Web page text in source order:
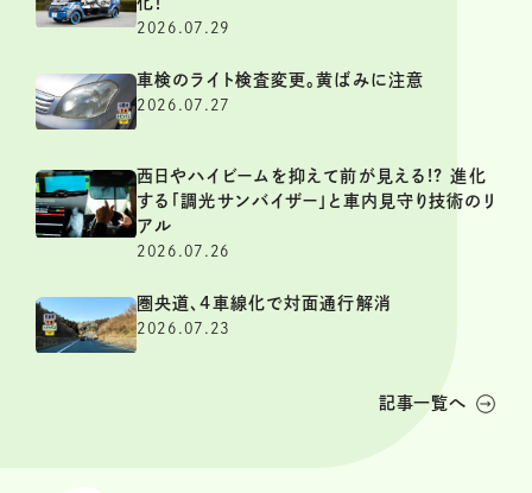
2026.07.29
車検のライト検査変更。黄ばみに注意
2026.07.27
西日やハイビームを抑えて前が見える!? 進化
する「調光サンバイザー」と車内見守り技術のリ
アル
2026.07.26
圏央道、4車線化で対面通行解消
2026.07.23
記事一覧へ